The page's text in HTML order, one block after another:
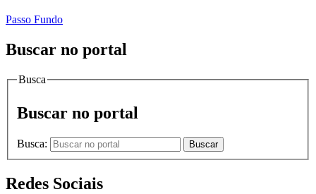
Passo Fundo
Buscar no portal
Busca
Buscar no portal
Busca: Buscar
Redes Sociais